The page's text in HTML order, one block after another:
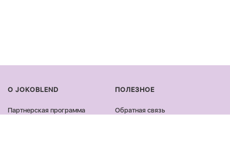
О JOKOBLEND
Партнерская программа
ПОЛЕЗНОЕ
Обратная связь